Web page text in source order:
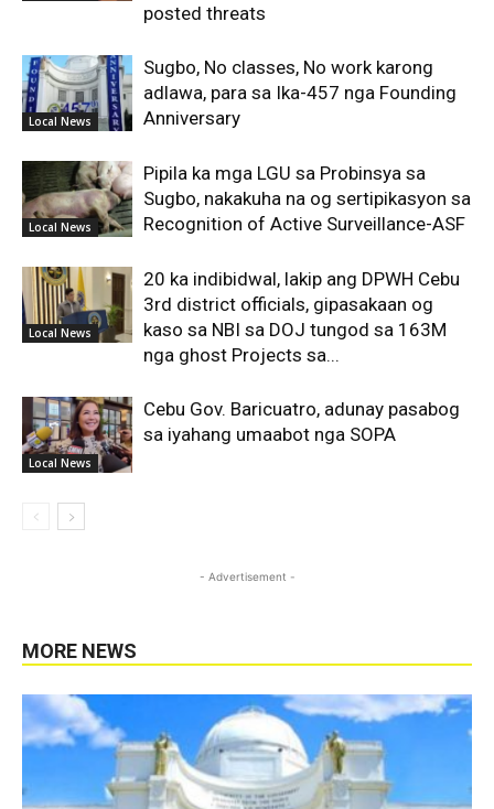
posted threats
Local News
Sugbo, No classes, No work karong
adlawa, para sa Ika-457 nga Founding
Anniversary
Local News
Pipila ka mga LGU sa Probinsya sa
Sugbo, nakakuha na og sertipikasyon sa
Recognition of Active Surveillance-ASF
Local News
20 ka indibidwal, lakip ang DPWH Cebu
3rd district officials, gipasakaan og
kaso sa NBI sa DOJ tungod sa 163M
nga ghost Projects sa...
Local News
Cebu Gov. Baricuatro, adunay pasabog
sa iyahang umaabot nga SOPA
- Advertisement -
MORE NEWS